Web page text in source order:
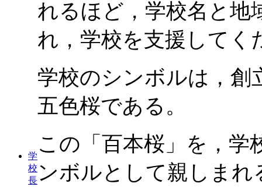
学
校
長
れるほど，学校名と地
れ，学校を支援してく
学校のシンボルは，創
五色桜である。
この「百本桜」を，
ンボルとして親しま